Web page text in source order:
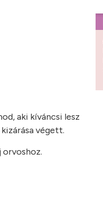
aki kíváncsi lesz
végett.
orvoshoz.